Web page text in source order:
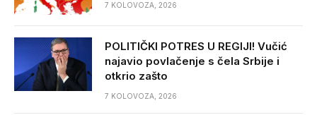
7 KOLOVOZA, 2026
POLITIČKI POTRES U REGIJI! Vučić
najavio povlačenje s čela Srbije i
otkrio zašto
7 KOLOVOZA, 2026